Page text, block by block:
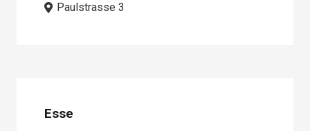
Paulstrasse 3
Esse